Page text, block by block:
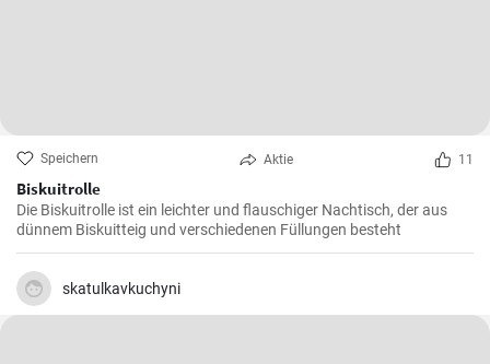
Speichern Aktie 11
Biskuitrolle
Die Biskuitrolle ist ein leichter und flauschiger Nachtisch, der aus
dünnem Biskuitteig und verschiedenen Füllungen besteht
skatulkavkuchyni